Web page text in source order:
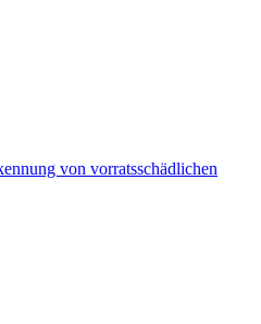
von vorratsschädlichen